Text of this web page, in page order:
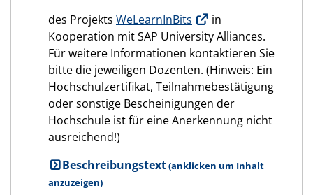
des Projekts WeLearnInBits
in
Kooperation mit SAP University Alliances.
Für weitere Informationen kontaktieren Sie
bitte die jeweiligen Dozenten. (Hinweis: Ein
Hochschulzertifikat, Teilnahmebestätigung
oder sonstige Bescheinigungen der
Hochschule ist für eine Anerkennung nicht
ausreichend!)
Beschreibungstext